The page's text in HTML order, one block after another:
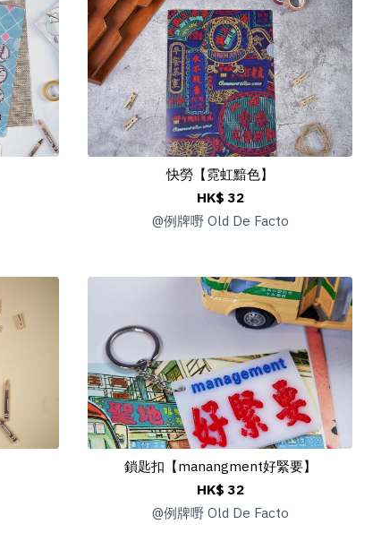
快勞【霓虹黯色】
HK$ 32
@例牌嘢 Old De Facto
鎖匙扣【manangment好緊要】
HK$ 32
@例牌嘢 Old De Facto